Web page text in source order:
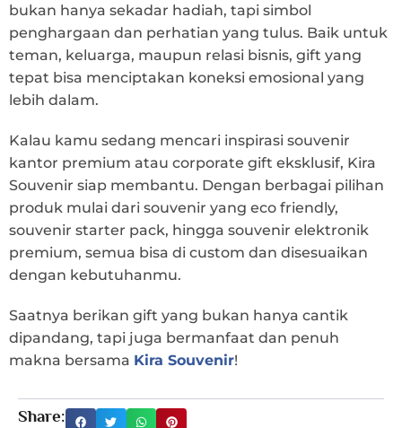
bukan hanya sekadar hadiah, tapi simbol
penghargaan dan perhatian yang tulus. Baik untuk
teman, keluarga, maupun relasi bisnis, gift yang
tepat bisa menciptakan koneksi emosional yang
lebih dalam.
Kalau kamu sedang mencari inspirasi souvenir
kantor premium atau corporate gift eksklusif, Kira
Souvenir siap membantu. Dengan berbagai pilihan
produk mulai dari souvenir yang eco friendly,
souvenir starter pack, hingga souvenir elektronik
premium, semua bisa di custom dan disesuaikan
dengan kebutuhanmu.
Saatnya berikan gift yang bukan hanya cantik
dipandang, tapi juga bermanfaat dan penuh
makna bersama Kira Souvenir!
Share: